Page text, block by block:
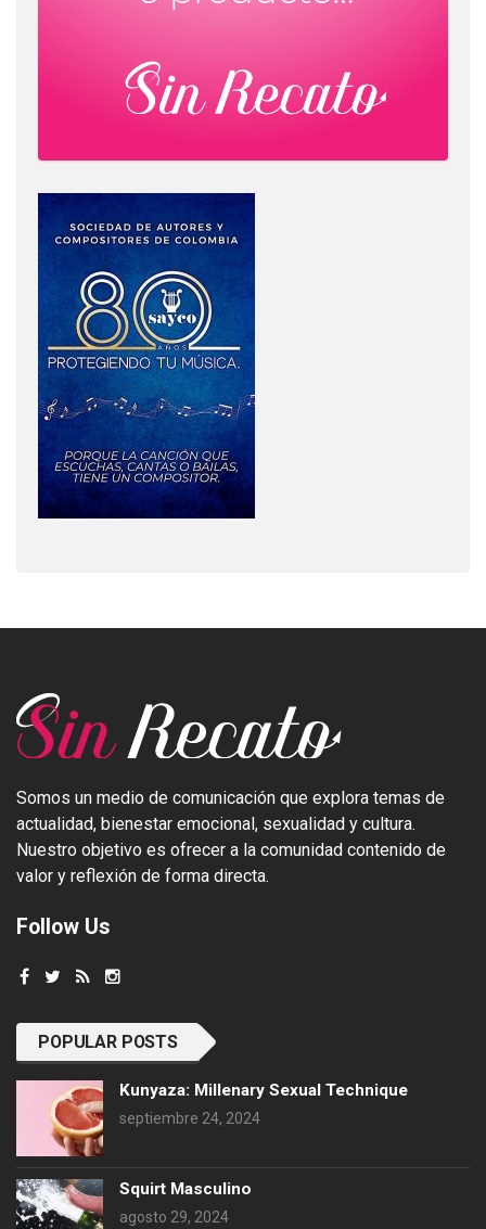
Somos un medio de comunicación que explora temas de
actualidad, bienestar emocional, sexualidad y cultura.
Nuestro objetivo es ofrecer a la comunidad contenido de
valor y reflexión de forma directa.
Follow Us
POPULAR POSTS
Kunyaza: Millenary Sexual Technique
septiembre 24, 2024
Squirt Masculino
agosto 29, 2024